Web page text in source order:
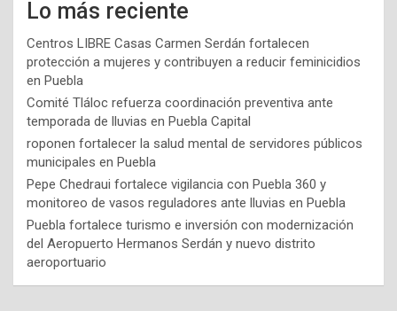
Lo más reciente
Centros LIBRE Casas Carmen Serdán fortalecen
protección a mujeres y contribuyen a reducir feminicidios
en Puebla
Comité Tláloc refuerza coordinación preventiva ante
temporada de lluvias en Puebla Capital
roponen fortalecer la salud mental de servidores públicos
municipales en Puebla
Pepe Chedraui fortalece vigilancia con Puebla 360 y
monitoreo de vasos reguladores ante lluvias en Puebla
Puebla fortalece turismo e inversión con modernización
del Aeropuerto Hermanos Serdán y nuevo distrito
aeroportuario